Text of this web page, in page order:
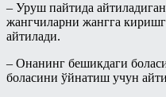
– Уруш пайтида
жангчиларни жангга
айтилади.
– Онанинг бешикдаги
боласини ўйнатиш учун